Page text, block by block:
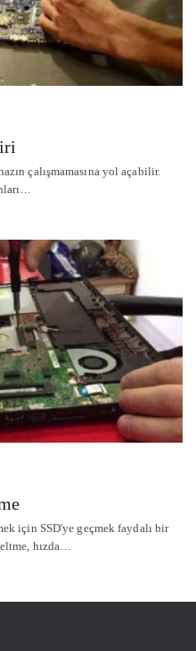
çalışmamasına yol açabilir.
için SSD'ye geçmek faydalı bir
hızda…